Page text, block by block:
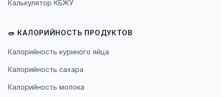
Калькулятор КБЖУ
🥗 КАЛОРИЙНОСТЬ ПРОДУКТОВ
Калорийность куриного яйца
Калорийность сахара
Калорийность молока